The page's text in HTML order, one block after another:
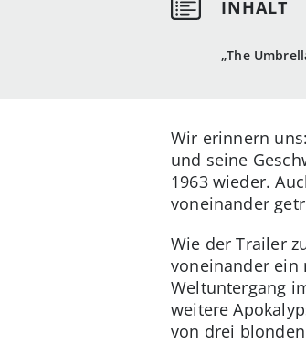
„The
Wir erinnern
und seine
1963 wieder.
voneinander
Wie der Trailer
voneinander ein
Weltuntergang
weitere
von drei